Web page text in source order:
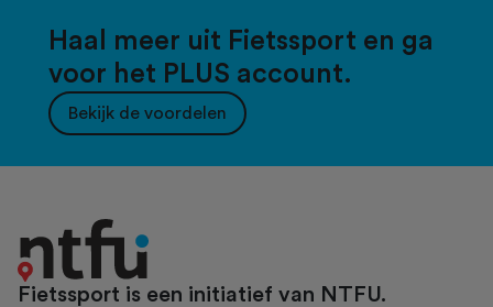
Haal meer uit Fietssport en ga
voor het PLUS account.
Bekijk de voordelen
Fietssport is een initiatief van NTFU.